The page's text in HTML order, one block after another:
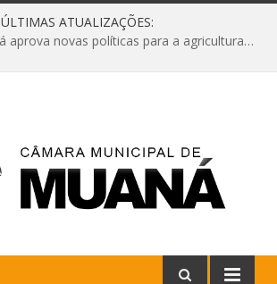
ÚLTIMAS ATUALIZAÇÕES:
Câmara de Muaná aprova novas políticas para a agricultura e solicita reforma da Ponte do Reduto